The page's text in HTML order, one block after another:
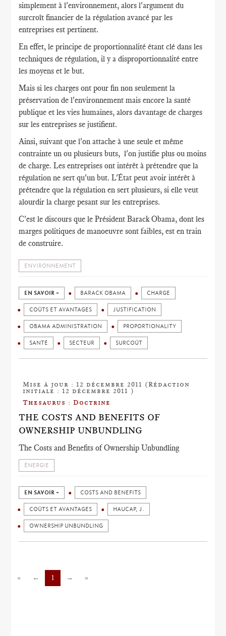
simplement à l'environnement, alors l'argument du
surcroît financier de la régulation avancé par les
entreprises est pertinent.
En effet, le principe de proportionnalité étant clé dans les
techniques de régulation, il y a disproportionnalité entre
les moyens et le but.
Mais si les charges ont pour fin non seulement la
préservation de l'environnement mais encore la santé
publique et les vies humaines, alors davantage de charges
sur les entreprises se justifient.
Ainsi, suivant que l'on attache à une seule et même
contrainte un ou plusieurs buts, l'on justifie plus ou moins
de charge. Les entreprises ont intérêt à prétendre que la
régulation ne sert qu'un but. L'État peut avoir intérêt à
prétendre que la régulation en sert plusieurs, si elle veut
alourdir la charge pesant sur les entreprises.
C'est le discours que le Président Barack Obama, dont les
marges politiques de manoeuvre sont faibles, est en train
de construire.
ENVIRONNEMENT
EN SAVOIR + BARACK OBAMA CHARGE
COÛTS ET AVANTAGES JUSTIFICATION
OBAMA ADMINISTRATION PROPORTIONALITY
SANTÉ SECTEUR SURCOÛT
Mise à jour : 12 décembre 2011 (Rédaction
initiale : 12 décembre 2011 )
Thesaurus : Doctrine
THE COSTS AND BENEFITS OF
OWNERSHIP UNBUNDLING
The Costs and Benefits of Ownership Unbundling
ÉNERGIE
EN SAVOIR + COSTS AND BENEFITS
COÛTS ET AVANTAGES HAUCAP, J.
OWNERSHIP UNBUNDLING
« ← 1 → »